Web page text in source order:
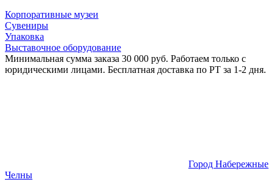
Корпоративные музеи
Сувениры
Упаковка
Выставочное оборудование
Минимальная сумма заказа 30 000 руб. Работаем только с
юридическими лицами. Бесплатная доставка по РТ за 1-2 дня.
Город Набережные
Челны